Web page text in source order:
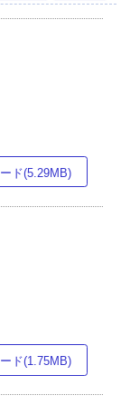
ド(5.29MB)
ド(1.75MB)